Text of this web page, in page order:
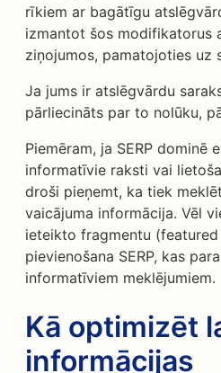
rīkiem ar bagātīgu
izmantot šos modifikatorus
ziņojumos, pamatojoties uz
Ja jums ir atslēgvārdu
pārliecināts par to nolūku,
Piemēram, ja SERP dominē
informatīvie raksti vai
droši pieņemt, ka tiek
vaicājuma informācija. Vēl
ieteikto fragmentu (featured
pievienošana SERP, kas
informatīviem meklējumiem.
Kā optimizēt
informācijas